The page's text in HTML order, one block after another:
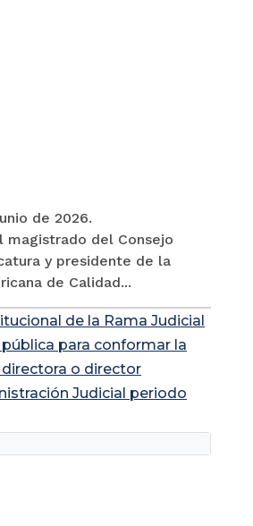
de 2026.
magistrado del Consejo
y presidente de la
de Calidad...
de la Rama Judicial
para conformar la
o director
Judicial periodo